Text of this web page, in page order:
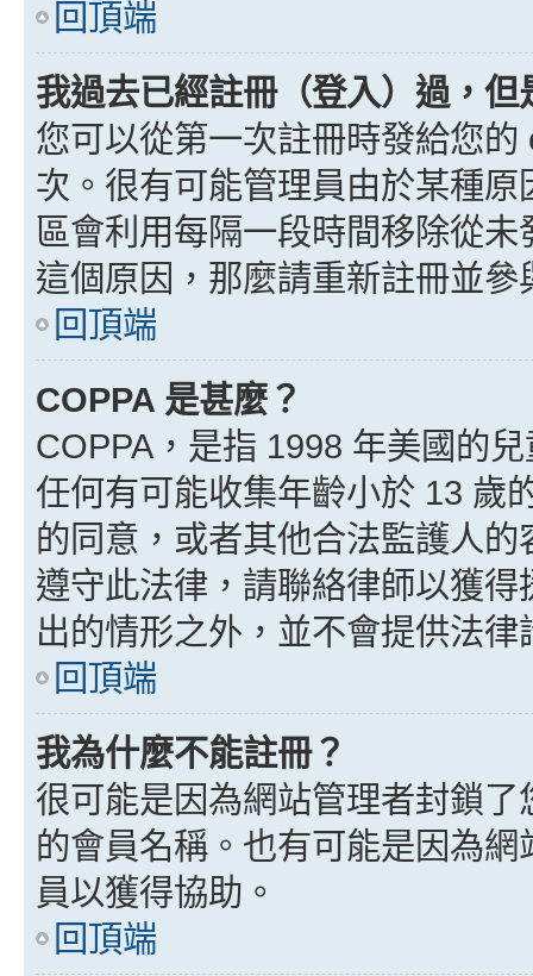
回頂端
我過去已經註冊（登入）過，
您可以從第一次註冊時發給您
次。很有可能管理員由於某種
區會利用每隔一段時間移除從
這個原因，那麼請重新註冊並參
回頂端
COPPA 是甚麼？
COPPA，是指 1998 年美國的
任何有可能收集年齡小於 13 歲
的同意，或者其他合法監護人
遵守此法律，請聯絡律師以獲
出的情形之外，並不會提供法
回頂端
我為什麼不能註冊？
很可能是因為網站管理者封鎖
的會員名稱。也有可能是因為
員以獲得協助。
回頂端